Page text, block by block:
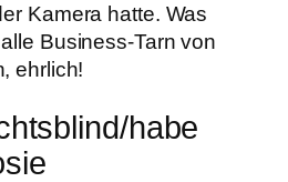
Kamera hatte. Was
Business-Tarn von
ehrlich!
habe